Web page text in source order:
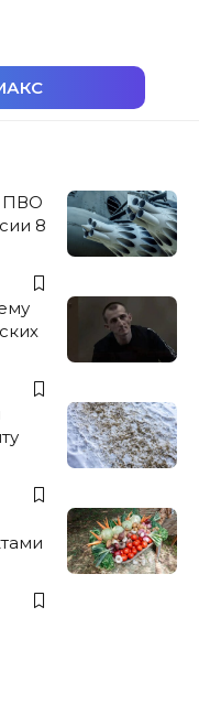
ПВО
8